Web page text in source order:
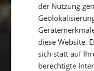
GESCHRIEBEN
der Nutzung
diese Website.
sich statt auf
berechtigte